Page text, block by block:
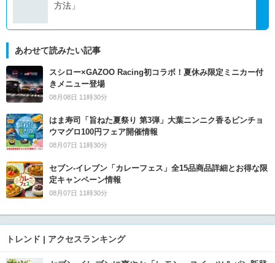
方法」
あわせて読みたい記事
スシロー×GAZOO Racing初コラボ！夏休み限定ミニカー付
きメニュー登場
08月08日 11時30分
はま寿司「旨ねた夏祭り 第3弾」大葉ニンニク香るビンチョ
ウマグロ100円フェア開催情報
08月07日 11時30分
セブン‐イレブン「カレーフェス」全15品商品詳細とお得な限
定キャンペーン情報
08月07日 11時30分
トレンド | アクセスランキング